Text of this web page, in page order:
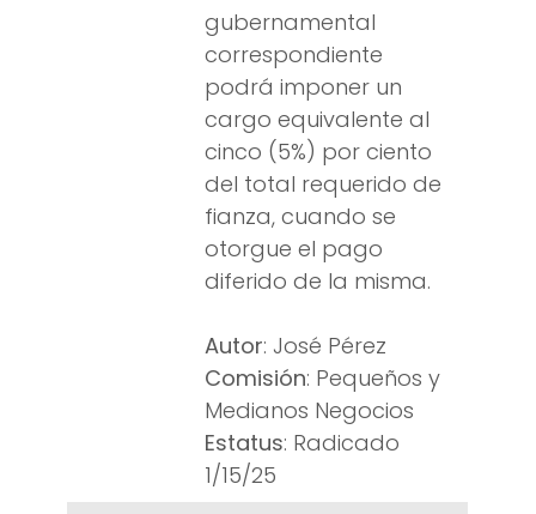
gubernamental
correspondiente
podrá imponer un
cargo equivalente al
cinco (5%) por ciento
del total requerido de
fianza, cuando se
otorgue el pago
diferido de la misma.
Autor: José Pérez
Comisión: Pequeños y
Medianos Negocios
Estatus: Radicado
1/15/25